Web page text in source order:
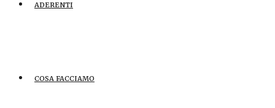
ADERENTI
COSA FACCIAMO